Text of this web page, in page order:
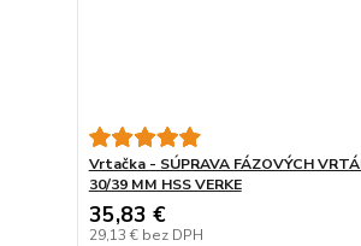
Vrtačka - SÚPRAVA FÁZOVÝCH
30/39 MM HSS VERKE
35,83 €
29,13 € bez DPH